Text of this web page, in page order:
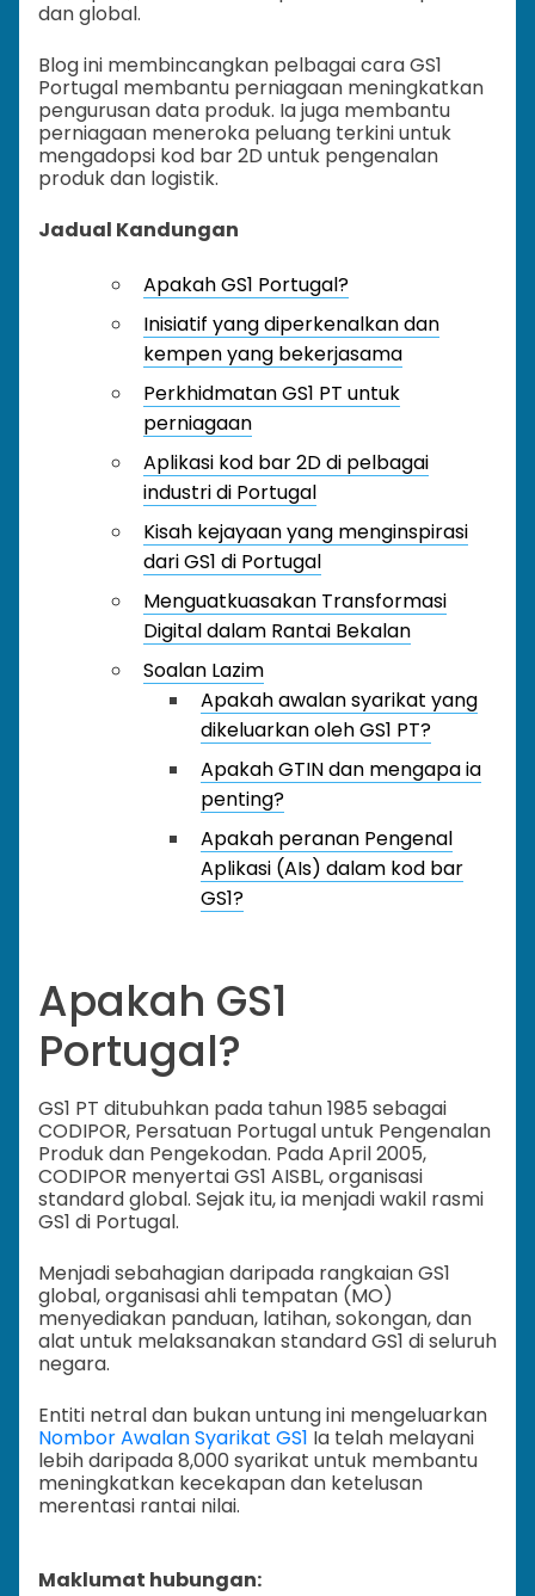
dan global.
Blog ini membincangkan pelbagai cara GS1
Portugal membantu perniagaan meningkatkan
pengurusan data produk. Ia juga membantu
perniagaan meneroka peluang terkini untuk
mengadopsi kod bar 2D untuk pengenalan
produk dan logistik.
Jadual Kandungan
Apakah GS1 Portugal?
Inisiatif yang diperkenalkan dan
kempen yang bekerjasama
Perkhidmatan GS1 PT untuk
perniagaan
Aplikasi kod bar 2D di pelbagai
industri di Portugal
Kisah kejayaan yang menginspirasi
dari GS1 di Portugal
Menguatkuasakan Transformasi
Digital dalam Rantai Bekalan
Soalan Lazim
Apakah awalan syarikat yang
dikeluarkan oleh GS1 PT?
Apakah GTIN dan mengapa ia
penting?
Apakah peranan Pengenal
Aplikasi (AIs) dalam kod bar
GS1?
Apakah GS1
Portugal?
GS1 PT ditubuhkan pada tahun 1985 sebagai
CODIPOR, Persatuan Portugal untuk Pengenalan
Produk dan Pengekodan. Pada April 2005,
CODIPOR menyertai GS1 AISBL, organisasi
standard global. Sejak itu, ia menjadi wakil rasmi
GS1 di Portugal.
Menjadi sebahagian daripada rangkaian GS1
global, organisasi ahli tempatan (MO)
menyediakan panduan, latihan, sokongan, dan
alat untuk melaksanakan standard GS1 di seluruh
negara.
Entiti netral dan bukan untung ini mengeluarkan
Nombor Awalan Syarikat GS1 Ia telah melayani
lebih daripada 8,000 syarikat untuk membantu
meningkatkan kecekapan dan ketelusan
merentasi rantai nilai.
Maklumat hubungan: